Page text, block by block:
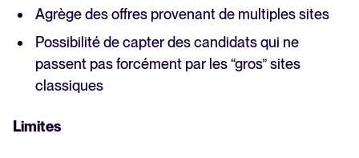
Agrège des offres provenant de multiples sites
Possibilité de capter des candidats qui ne
passent pas forcément par les “gros” sites
classiques
Limites